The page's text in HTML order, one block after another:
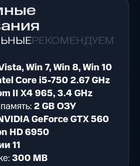
РЕКОМЕНДУЕМЫЕ
Win 7, Win 8, Win 10
Core i5-750 2.67 GHz
II X4 965, 3.4 GHz
2 GB ОЗУ
GeForce GTX 560
HD 6950
11
300 MB